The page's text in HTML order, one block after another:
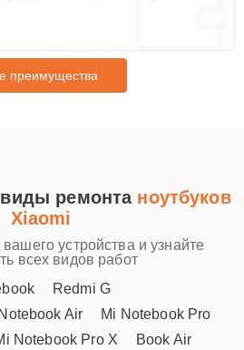
преимущества
ремонта ноутбуков
Xiaomi
устройства и узнайте
всех видов работ
Redmi G
Air
Mi Notebook Pro
Notebook Pro X
Book Air